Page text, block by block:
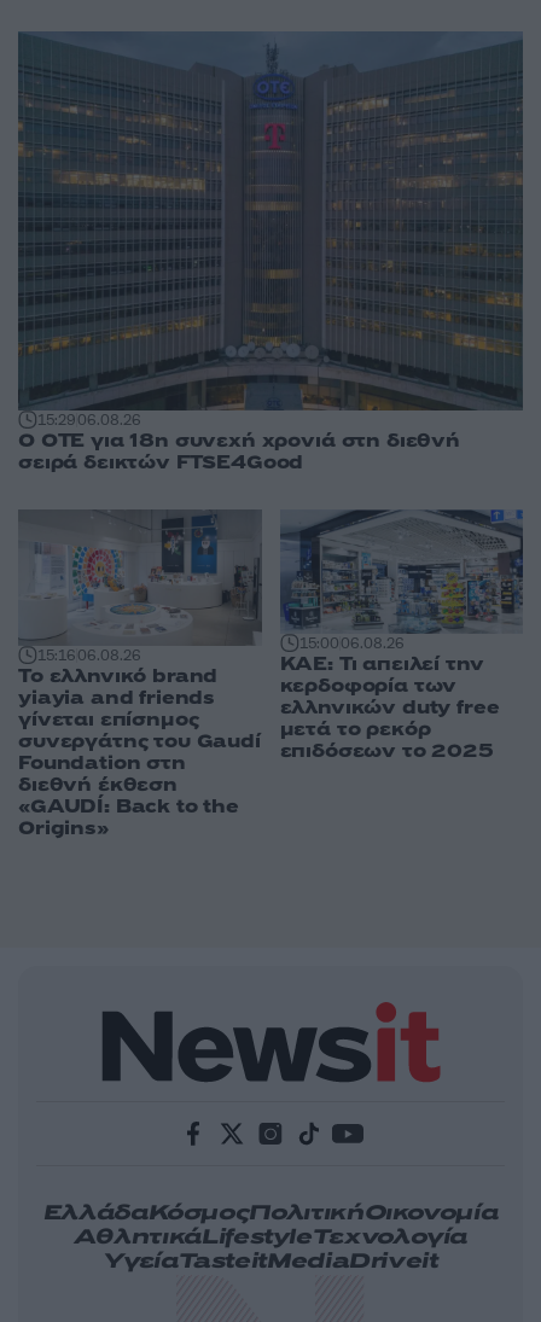
15:2906.08.26
Ο ΟΤΕ για 18η συνεχή χρονιά στη διεθνή
σειρά δεικτών FTSE4Good
15:1606.08.26
Το ελληνικό brand
yiayia and friends
γίνεται επίσημος
συνεργάτης του Gaudí
Foundation στη
διεθνή έκθεση
«GAUDÍ: Back to the
Origins»
15:0006.08.26
ΚΑΕ: Τι απειλεί την
κερδοφορία των
ελληνικών duty free
μετά το ρεκόρ
επιδόσεων το 2025
ΕλλάδαΚόσμοςΠολιτικήΟικονομία
ΑθλητικάLifestyleΤεχνολογία
ΥγείαTasteitMediaDriveit